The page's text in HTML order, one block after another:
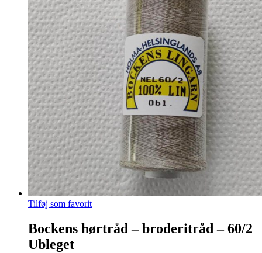
Tilføj som favorit
Bockens hørtråd – broderitråd – 60/2
Ubleget